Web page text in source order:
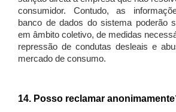
consumidor. Contudo, as
banco de dados do sistema poderão
em âmbito coletivo, de medidas
repressão de condutas desleais e
mercado de consumo.
14. Posso reclamar